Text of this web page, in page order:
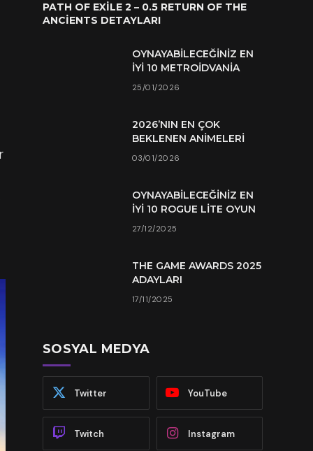
PATH OF EXILE 2 – 0.5 RETURN OF THE
ANCIENTS DETAYLARI
OYNAYABILECEĞINIZ EN
İYI 10 METROIDVANIA
25/01/2026
2026’NIN EN ÇOK
BEKLENEN ANIMELERI
03/01/2026
OYNAYABILECEĞINIZ EN
İYI 10 ROGUE LITE OYUN
27/12/2025
THE GAME AWARDS 2025
ADAYLARI
17/11/2025
SOSYAL MEDYA
Twitter YouTube
Twitch Instagram